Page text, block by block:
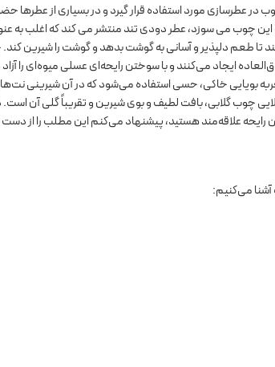
عطرسازی مورد استفاده قرار گیرد و در بسیاری از عطرها
چوب می سوزد، عطر دودی تند منتشر می کند که اغلب به
طعم دلپذیر و آسانی به گوشت بدهد و گوشت را شیرین
ایجاد می‌کنند و با سوختن رایحه‌ای عسلی میوه‌ای را
بویایی خاکی، حسی استفاده می‌شود که در آن شیرینی
چوب گلابی، بافت لطیف و بوی شیرین و تقریباً گلی آن است.
رایحه علاقه‌مند هستید، پیشنهاد می‌کنم این مطلب را از
آشنا می‌کنیم: